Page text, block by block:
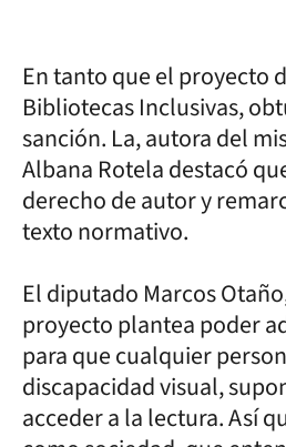
En tanto que el proyecto
Bibliotecas Inclusivas,
sanción. La, autora del
Albana Rotela destacó
derecho de autor y
texto normativo.
El diputado Marcos
proyecto plantea poder
para que cualquier
discapacidad visual,
acceder a la lectura. Así